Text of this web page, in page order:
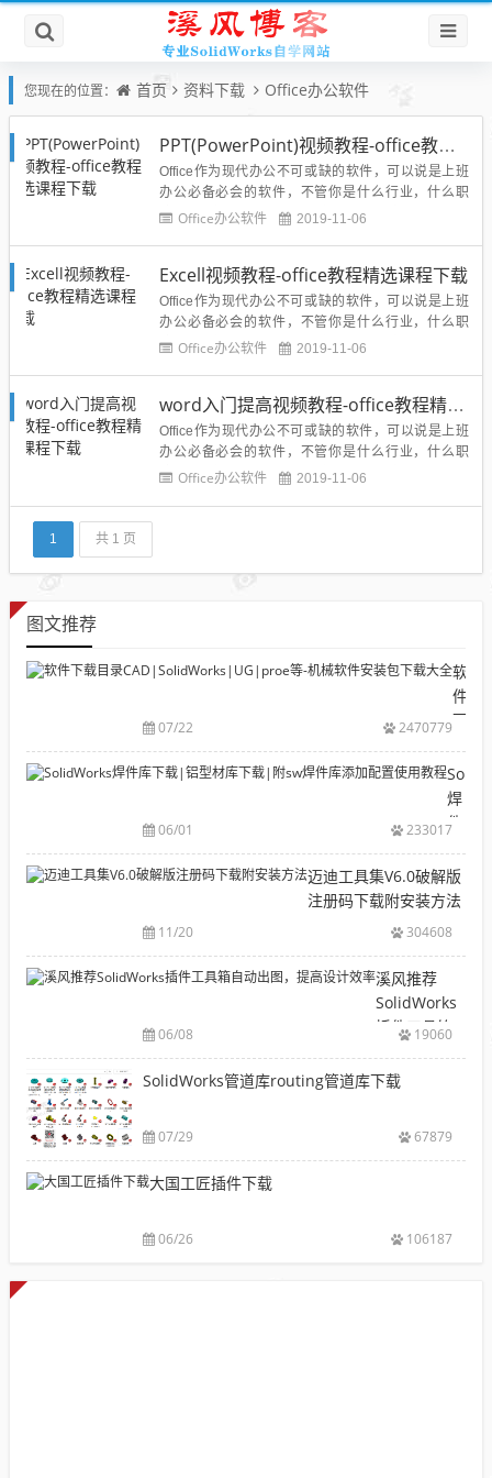
您现在的位置： 首页 资料下载 Office办公软件
PPT(PowerPoint)视频教程-office教程精选课程下载
Office作为现代办公不可或缺的软件，可以说是上班
办公必备必会的软件，不管你是什么行业，什么职
位，只要使用电脑工作，就离不开office办公软件，如
家分享一套高清的PPT（Pow...
Office办公软件 2019-11-06
Excell视频教程-office教程精选课程下载
Office作为现代办公不可或缺的软件，可以说是上班
办公必备必会的软件，不管你是什么行业，什么职
位，只要使用电脑工作，就离不开office办公软件，如
家分享一套高清的excel视频...
Office办公软件 2019-11-06
word入门提高视频教程-office教程精选课程下载
Office作为现代办公不可或缺的软件，可以说是上班
办公必备必会的软件，不管你是什么行业，什么职
位，只要使用电脑工作，就离不开office办公软件，如
Office办公软件 2019-11-06
1 共 1 页
图文推荐
软
件
下
目
录
机
械
软
安
包
载
07/22 2470779
焊
件
下
载|
型
下
载|
附
件
库
配
06/01 233017
迈迪工具集V6.0破解版
注册码下载附安装方法
11/20 304608
溪风推荐
SolidWorks
插件工具箱
提高设计效
06/08 19060
SolidWorks管道库routing管道库下载
07/29 67879
大国工匠插件下载
06/26 106187